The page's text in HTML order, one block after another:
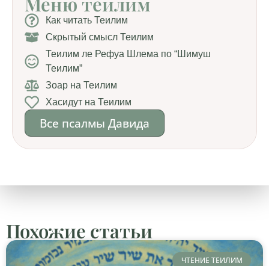
Как читать Теилим
Скрытый смысл Теилим
Теилим ле Рефуа Шлема по “Шимуш
Теилим”
Зоар на Теилим
Хасидут на Теилим
Все псалмы Давида
Похожие статьи
ЧТЕНИЕ ТЕИЛИМ